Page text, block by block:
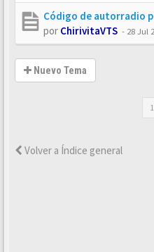
Código de autorradio
por ChirivitaVTS - 28 Jul
Nuevo Tema
1
Volver a Índice general